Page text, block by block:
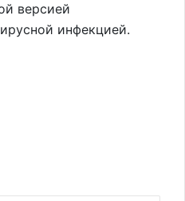
версией
инфекцией.